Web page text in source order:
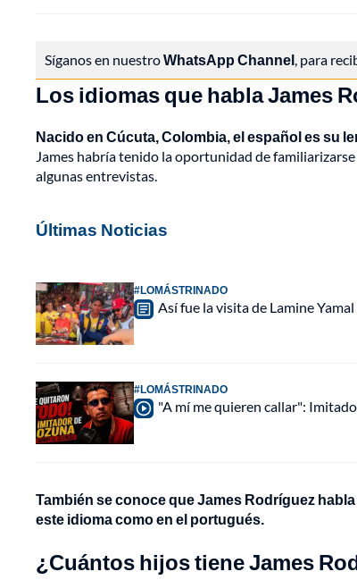
Síganos en nuestroWhatsApp Channel, para
Los idiomas que habla James
Nacido en Cúcuta, Colombia, el español es su
James habría tenido la oportunidad de
algunas entrevistas.
Últimas Noticias
#LOMÁSTRINADO
Así fue la visita de Lamine
#LOMÁSTRINADO
"A mí me quieren callar":
También se conoce que James Rodríguez
este idioma como en el portugués.
¿Cuántos hijos tiene James